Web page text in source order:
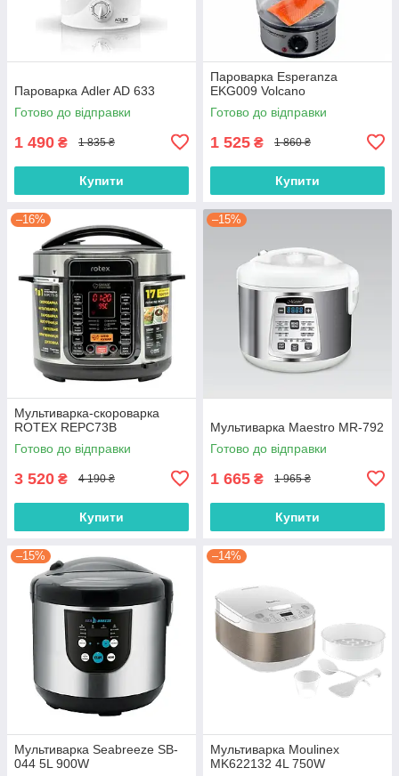
Пароварка Adler AD 633
Готово до відправки
1 490 ₴ 1 835 ₴
Купити
Пароварка Esperanza
EKG009 Volcano
Готово до відправки
1 525 ₴ 1 860 ₴
Купити
–16%
Мультиварка-скороварка
ROTEX REPC73B
Готово до відправки
3 520 ₴ 4 190 ₴
Купити
–15%
Мультиварка Maestro MR-792
Готово до відправки
1 665 ₴ 1 965 ₴
Купити
–15%
Мультиварка Seabreeze SB-
044 5L 900W
–14%
Мультиварка Moulinex
MK622132 4L 750W